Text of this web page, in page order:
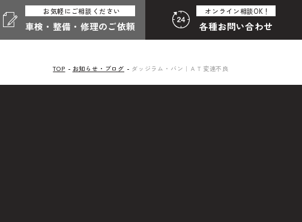
18:30（月曜定休）
お気軽にご相談ください
車検・整備・ 修理のご依頼
オンライン相談OK！
各種お問い合わせ
TOP お知らせ・ブログ ダッジラム・バン｜ＡＴ変速不良